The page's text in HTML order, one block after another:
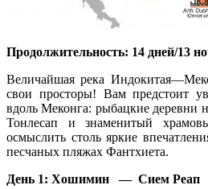
Продолжительность: 14 дней/13
Величайшая река
свои просторы! Вам предстоит
вдоль Меконга: рыбацкие деревни
Тонлесап и знаменитый
осмыслить столь яркие
песчаных пляжах Фантхиета.
День 1: Хошимин — Сием Реап